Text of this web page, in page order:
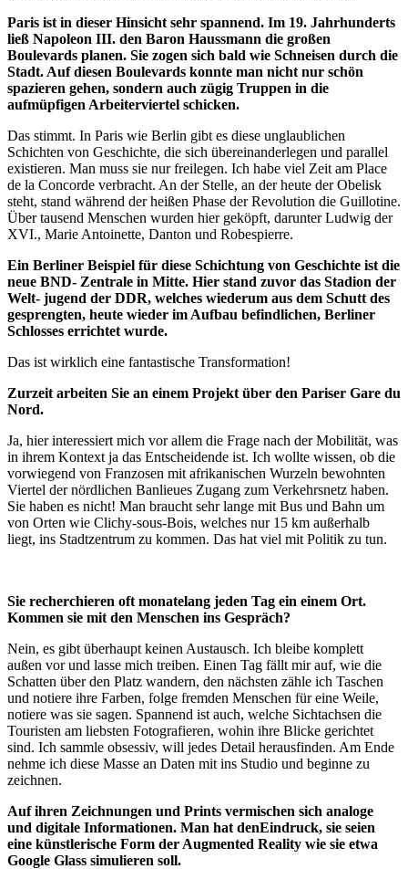
Paris ist in dieser Hinsicht sehr spannend. Im 19. Jahrhunderts
ließ Napoleon III. den Baron Haussmann die großen
Boulevards planen. Sie zogen sich bald wie Schneisen durch die
Stadt. Auf diesen Boulevards konnte man nicht nur schön
spazieren gehen, sondern auch zügig Truppen in die
aufmüpfigen Arbeiterviertel schicken.
Das stimmt. In Paris wie Berlin gibt es diese unglaublichen
Schichten von Geschichte, die sich übereinanderlegen und parallel
existieren. Man muss sie nur freilegen. Ich habe viel Zeit am Place
de la Concorde verbracht. An der Stelle, an der heute der Obelisk
steht, stand während der heißen Phase der Revolution die Guillotine.
Über tausend Menschen wurden hier geköpft, darunter Ludwig der
XVI., Marie Antoinette, Danton und Robespierre.
Ein Berliner Beispiel für diese Schichtung von Geschichte ist die
neue BND- Zentrale in Mitte. Hier stand zuvor das Stadion der
Welt- jugend der DDR, welches wiederum aus dem Schutt des
gesprengten, heute wieder im Aufbau befindlichen, Berliner
Schlosses errichtet wurde.
Das ist wirklich eine fantastische Transformation!
Zurzeit arbeiten Sie an einem Projekt über den Pariser Gare du
Nord.
Ja, hier interessiert mich vor allem die Frage nach der Mobilität, was
in ihrem Kontext ja das Entscheidende ist. Ich wollte wissen, ob die
vorwiegend von Franzosen mit afrikanischen Wurzeln bewohnten
Viertel der nördlichen Banlieues Zugang zum Verkehrsnetz haben.
Sie haben es nicht! Man braucht sehr lange mit Bus und Bahn um
von Orten wie Clichy-sous-Bois, welches nur 15 km außerhalb
liegt, ins Stadtzentrum zu kommen. Das hat viel mit Politik zu tun.
Sie recherchieren oft monatelang jeden Tag ein einem Ort.
Kommen sie mit den Menschen ins Gespräch?
Nein, es gibt überhaupt keinen Austausch. Ich bleibe komplett
außen vor und lasse mich treiben. Einen Tag fällt mir auf, wie die
Schatten über den Platz wandern, den nächsten zähle ich Taschen
und notiere ihre Farben, folge fremden Menschen für eine Weile,
notiere was sie sagen. Spannend ist auch, welche Sichtachsen die
Touristen am liebsten Fotografieren, wohin ihre Blicke gerichtet
sind. Ich sammle obsessiv, will jedes Detail herausfinden. Am Ende
nehme ich diese Masse an Daten mit ins Studio und beginne zu
zeichnen.
Auf ihren Zeichnungen und Prints vermischen sich analoge
und digitale Informationen. Man hat denEindruck, sie seien
eine künstlerische Form der Augmented Reality wie sie etwa
Google Glass simulieren soll.